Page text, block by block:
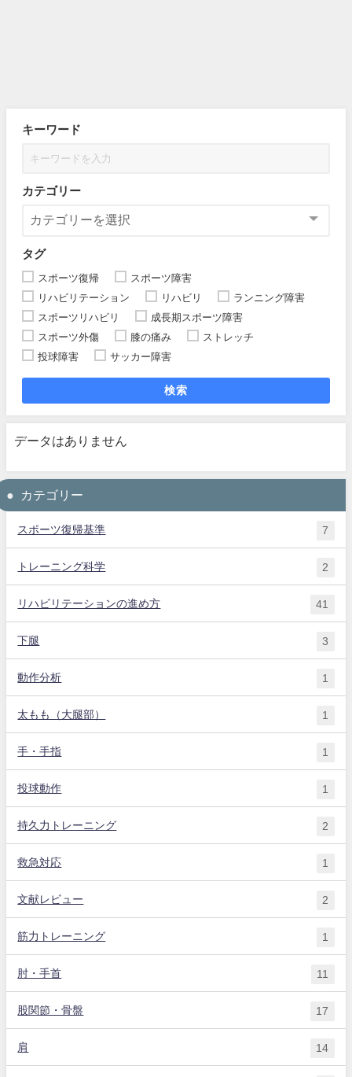
キーワード
カテゴリー
タグ
スポーツ復帰
スポーツ障害
リハビリテーション
リハビリ
ランニング障害
スポーツリハビリ
成長期スポーツ障害
スポーツ外傷
膝の痛み
ストレッチ
投球障害
サッカー障害
検索
データはありません
カテゴリー
スポーツ復帰基準 7
トレーニング科学 2
リハビリテーションの進め方 41
下腿 3
動作分析 1
太もも（大腿部） 1
手・手指 1
投球動作 1
持久力トレーニング 2
救急対応 1
文献レビュー 2
筋力トレーニング 1
肘・手首 11
股関節・骨盤 17
肩 14